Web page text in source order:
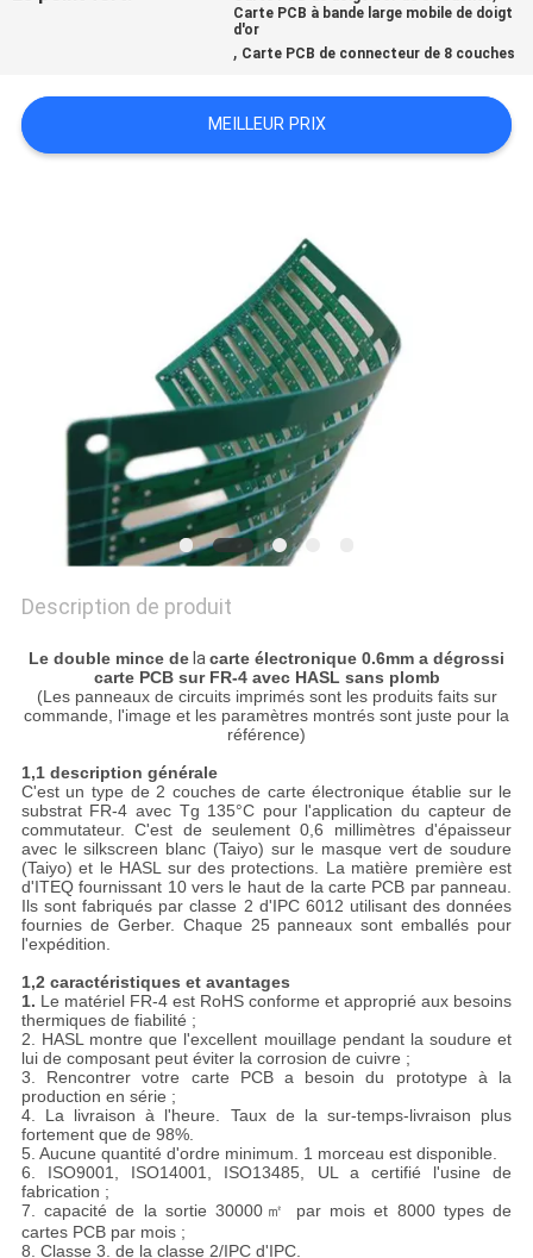
NOUS
CONTACTER
POLITIQUE
CONFIDENTIALITÉ
Carte PCB à bande large mobile de doigt
d'or
, Carte PCB de connecteur de 8 couches
MEILLEUR PRIX
Description de produit
Le double mince de lacarte électronique 0.6mm a dégrossi
carte PCB sur FR-4 avec HASL sans plomb
(Les panneaux de circuits imprimés sont les produits faits sur
commande, l'image et les paramètres montrés sont juste pour la
référence)
1,1 description générale
C'est un type de 2 couches de carte électronique établie sur le
substrat FR-4 avec Tg 135°C pour l'application du capteur de
commutateur. C'est de seulement 0,6 millimètres d'épaisseur
avec le silkscreen blanc (Taiyo) sur le masque vert de soudure
(Taiyo) et le HASL sur des protections. La matière première est
d'ITEQ fournissant 10 vers le haut de la carte PCB par panneau.
Ils sont fabriqués par classe 2 d'IPC 6012 utilisant des données
fournies de Gerber. Chaque 25 panneaux sont emballés pour
l'expédition.
1,2 caractéristiques et avantages
1. Le matériel FR-4 est RoHS conforme et approprié aux besoins
thermiques de fiabilité ;
2. HASL montre que l'excellent mouillage pendant la soudure et
lui de composant peut éviter la corrosion de cuivre ;
3. Rencontrer votre carte PCB a besoin du prototype à la
production en série ;
4. La livraison à l'heure. Taux de la sur-temps-livraison plus
fortement que de 98%.
5. Aucune quantité d'ordre minimum. 1 morceau est disponible.
6. ISO9001, ISO14001, ISO13485, UL a certifié l'usine de
fabrication ;
7. capacité de la sortie 30000㎡ par mois et 8000 types de
cartes PCB par mois ;
8. Classe 3. de la classe 2/IPC d'IPC.